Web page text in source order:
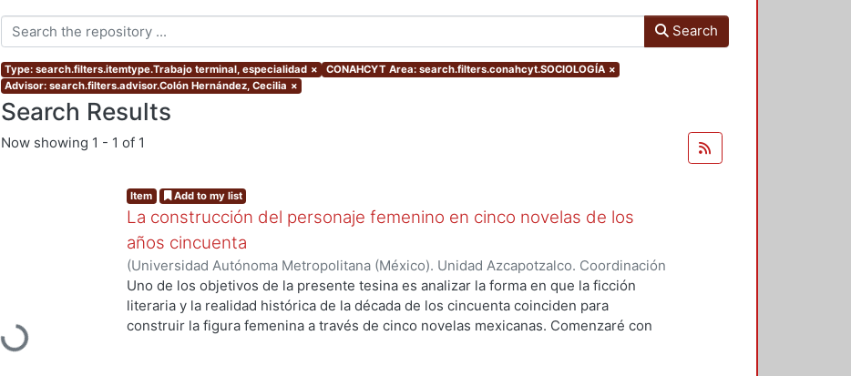
Search
Type: search.filters.itemtype.Trabajo terminal, especialidad × CONAHCYT Area: search.filters.conahcyt.SOCIOLOGÍA ×
Advisor: search.filters.advisor.Colón Hernández, Cecilia ×
Search Results
Now showing 1 - 1 of 1
Loading...
Item Add to my list
La construcción del personaje femenino en cinco novelas de los
años cincuenta
(Universidad Autónoma Metropolitana (México). Unidad Azcapotzalco. Coordinación
de Servicios de Información.,2019) Bolaños Franco, Berenice Itzel
Uno de los objetivos de la presente tesina es analizar la forma en que la ficción
literaria y la realidad histórica de la década de los cincuenta coinciden para
construir la figura femenina a través de cinco novelas mexicanas. Comenzaré con